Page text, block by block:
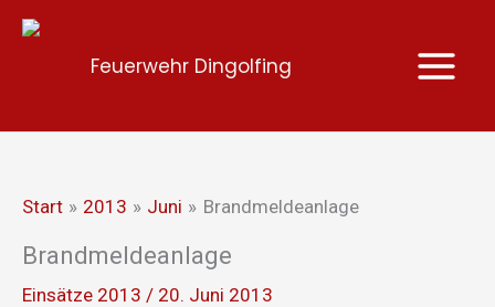
Zum
Feuerwehr Dingolfing
Start 2013 Juni Brandmeldeanlage
Brandmeldeanlage
Einsätze 2013 / 20. Juni 2013